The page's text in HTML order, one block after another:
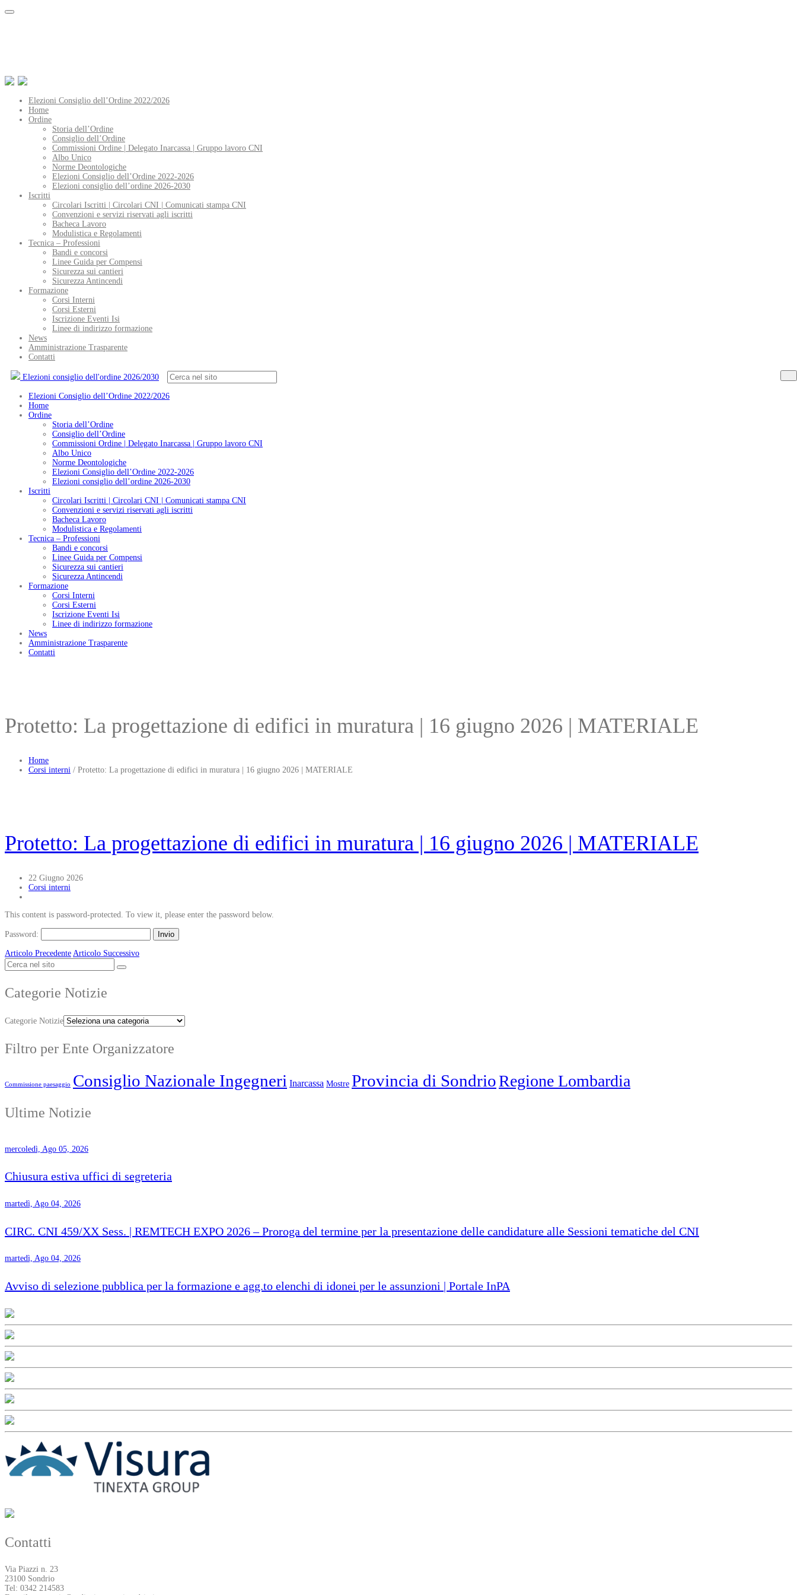
Elezioni Consiglio dell’Ordine 2022/2026
Home
Ordine
Storia dell’Ordine
Consiglio dell’Ordine
Commissioni Ordine | Delegato Inarcassa | Gruppo lavoro CNI
Albo Unico
Norme Deontologiche
Elezioni Consiglio dell’Ordine 2022-2026
Elezioni consiglio dell’ordine 2026-2030
Iscritti
Circolari Iscritti | Circolari CNI | Comunicati stampa CNI
Convenzioni e servizi riservati agli iscritti
Bacheca Lavoro
Modulistica e Regolamenti
Tecnica – Professioni
Bandi e concorsi
Linee Guida per Compensi
Sicurezza sui cantieri
Sicurezza Antincendi
Formazione
Corsi Interni
Corsi Esterni
Iscrizione Eventi Isi
Linee di indirizzo formazione
News
Amministrazione Trasparente
Contatti
Elezioni consiglio dell'ordine 2026/2030
Elezioni Consiglio dell’Ordine 2022/2026
Home
Ordine
Storia dell’Ordine
Consiglio dell’Ordine
Commissioni Ordine | Delegato Inarcassa | Gruppo lavoro CNI
Albo Unico
Norme Deontologiche
Elezioni Consiglio dell’Ordine 2022-2026
Elezioni consiglio dell’ordine 2026-2030
Iscritti
Circolari Iscritti | Circolari CNI | Comunicati stampa CNI
Convenzioni e servizi riservati agli iscritti
Bacheca Lavoro
Modulistica e Regolamenti
Tecnica – Professioni
Bandi e concorsi
Linee Guida per Compensi
Sicurezza sui cantieri
Sicurezza Antincendi
Formazione
Corsi Interni
Corsi Esterni
Iscrizione Eventi Isi
Linee di indirizzo formazione
News
Amministrazione Trasparente
Contatti
Protetto: La progettazione di edifici in muratura | 16 giugno 2026 | MATERIALE
Home
Corsi interni / Protetto: La progettazione di edifici in muratura | 16 giugno 2026 | MATERIALE
Protetto: La progettazione di edifici in muratura | 16 giugno 2026 | MATERIALE
22 Giugno 2026
Corsi interni
This content is password-protected. To view it, please enter the password below.
Password:
Articolo Precedente Articolo Successivo
Categorie Notizie
Categorie Notizie
Filtro per Ente Organizzatore
Commissione paesaggio Consiglio Nazionale Ingegneri Inarcassa Mostre Provincia di SondrioRegione Lombardia
Ultime Notizie
mercoledì, Ago 05, 2026
Chiusura estiva uffici di segreteria
martedì, Ago 04, 2026
CIRC. CNI 459/XX Sess. | REMTECH EXPO 2026 – Proroga del termine per la presentazione delle candidature alle Sessioni tematiche del CNI
martedì, Ago 04, 2026
Avviso di selezione pubblica per la formazione e agg.to elenchi di idonei per le assunzioni | Portale InPA
Contatti
Via Piazzi n. 23
23100 Sondrio
Tel: 0342 214583